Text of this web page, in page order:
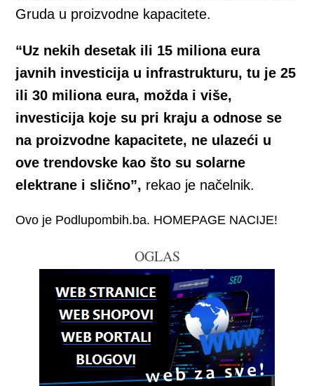
Gruda u proizvodne kapacitete.
“Uz nekih desetak ili 15 miliona eura
javnih investicija u infrastrukturu, tu je 25
ili 30 miliona eura, možda i više,
investicija koje su pri kraju a odnose se
na proizvodne kapacitete, ne ulazeći u
ove trendovske kao što su solarne
elektrane i slično”, rekao je načelnik.
Ovo je Podlupombih.ba. HOMEPAGE NACIJE!
OGLAS